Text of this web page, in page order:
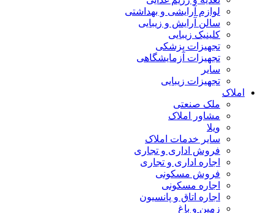
لوازم آرایشی و بهداشتی
سالن آرایش و زیبایی
کلینیک زیبایی
تجهیزات پزشکی
تجهیزات آزمایشگاهی
سایر
تجهیزات زیبایی
املاک
ملک صنعتی
مشاور املاک
ویلا
سایر خدمات املاک
فروش اداری و تجاری
اجاره اداری و تجاری
فروش مسکونی
اجاره مسکونی
اجاره اتاق و پانسیون
زمین و باغ